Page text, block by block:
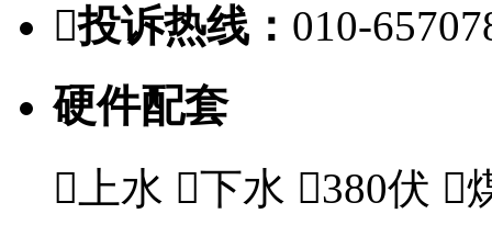
投诉热线： 010-
硬件配套
 上水 下水 380伏 